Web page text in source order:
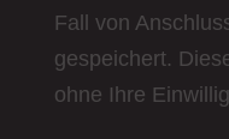
Fall von
gespeichert.
ohne Ihre